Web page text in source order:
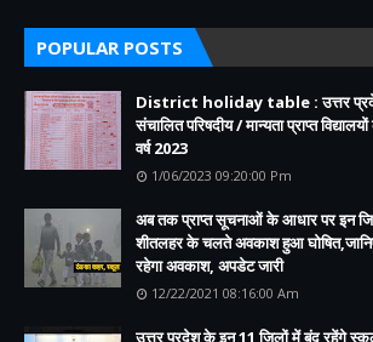
POPULAR POSTS
District holiday table : उत्तर प्रदेश
संचालित परिषदीय / मान्यता प्राप्त
वर्ष 2023
1/06/2023 09:20:00 Pm
अब तक प्राप्त सूचनाओं के आधार पर इन
शीतलहर के चलते अवकाश हुआ
रहेगा अवकाश, अपडेट जारी
12/22/2021 08:16:00 Am
उत्तर प्रदेश के इन 11 जिलों में बंद रहेंगे